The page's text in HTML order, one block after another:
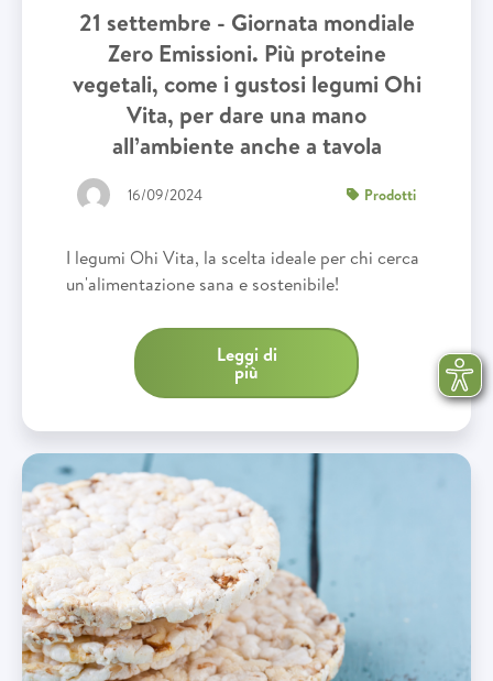
21 settembre - Giornata mondiale
Zero Emissioni. Più proteine
vegetali, come i gustosi legumi Ohi
Vita, per dare una mano
all’ambiente anche a tavola
16/09/2024 Prodotti
I legumi Ohi Vita, la scelta ideale per chi cerca
un'alimentazione sana e sostenibile!
Leggi di
più